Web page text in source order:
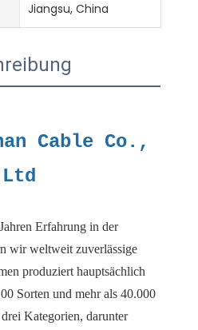
Jiangsu, China
Cable Co.,
Erfahrung in der
wir weltweit zuverlässige
produziert hauptsächlich
Sorten und mehr als 40.000
Kategorien, darunter